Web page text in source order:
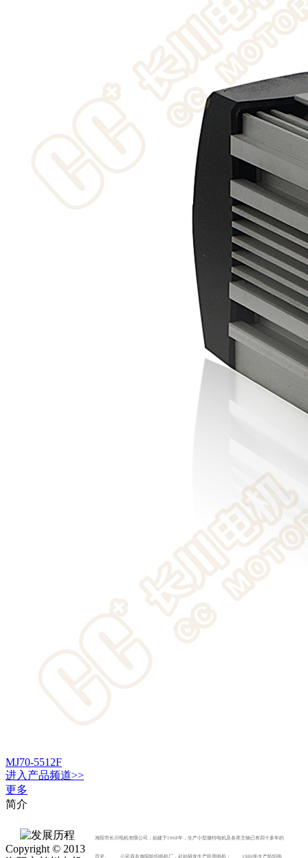
MJ70-5512F
进入 产品频道>>
更多
简介
海阳市长川电机有限公司，始建于1968年，生产小型微特电机及各类主轴已有四十多年的
历史。 公司原名海阳纺织电机厂，起始研发生产民用电机； 1980年生产纺织电
Copyright © 2013